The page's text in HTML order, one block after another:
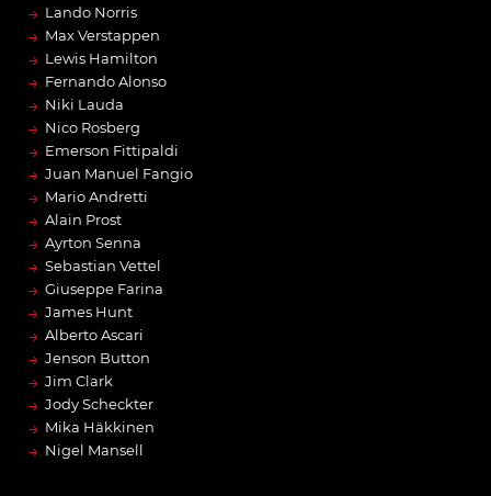
→ Lando Norris
→ Max Verstappen
→ Lewis Hamilton
→ Fernando Alonso
→ Niki Lauda
→ Nico Rosberg
→ Emerson Fittipaldi
→ Juan Manuel Fangio
→ Mario Andretti
→ Alain Prost
→ Ayrton Senna
→ Sebastian Vettel
→ Giuseppe Farina
→ James Hunt
→ Alberto Ascari
→ Jenson Button
→ Jim Clark
→ Jody Scheckter
→ Mika Häkkinen
→ Nigel Mansell